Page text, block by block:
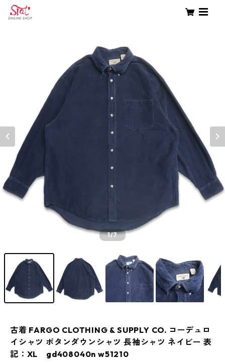
1/7
古着 FARGO CLOTHING & SUPPLY CO. コーデュロ
イシャツ ボタンダウンシャツ 長袖シャツ ネイビー 表
記：XL gd408040n w51210